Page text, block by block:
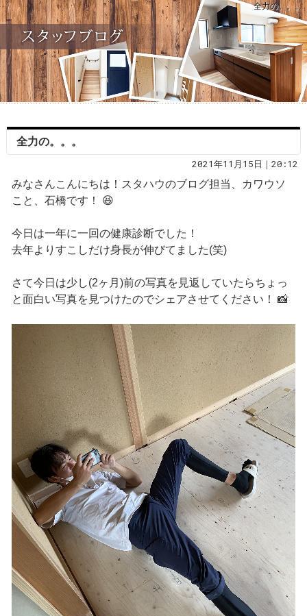
全力の。。。
全力の。。。
2021年11月15日｜20:12
みなさんこんにちは！スタハウのブログ担当、カワウソ
こと、石橋です！ 😆
今日は一年に一回の健康診断でした！
去年よりすこしだけ身長が伸びてました(笑)
さて今日は少し(2ヶ月)前の写真を見返していたらちょっ
と面白い写真を見つけたのでシェアさせてください！ 📸